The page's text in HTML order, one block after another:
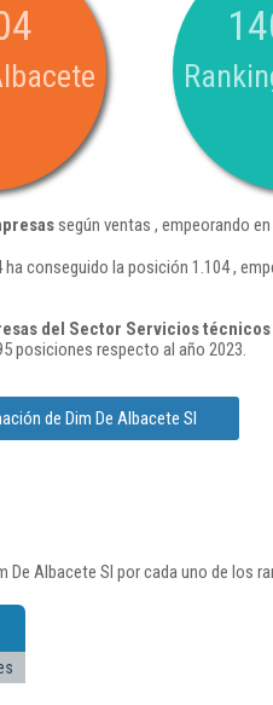
según ventas , empeorando
conseguido la posición 1.104 ,
del Sector Servicios
posiciones respecto al año 2023.
de Dim De Albacete Sl
Albacete Sl por cada uno de los